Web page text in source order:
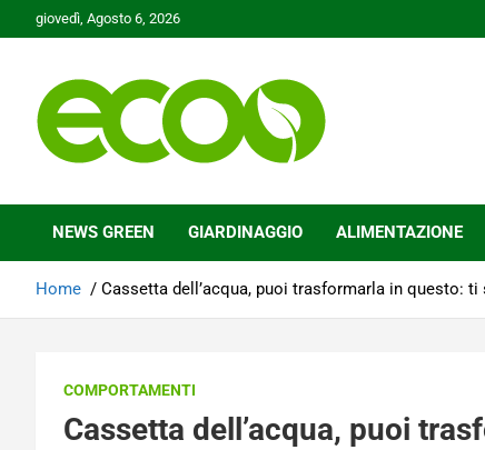
to
giovedì, Agosto 6, 2026
Ecoo.it
NEWS GREEN GIARDINAGGIO ALIMENTAZIONE
Home Cassetta dell’acqua, puoi trasformarla in questo:
COMPORTAMENTI
Cassetta dell’acqua, puoi